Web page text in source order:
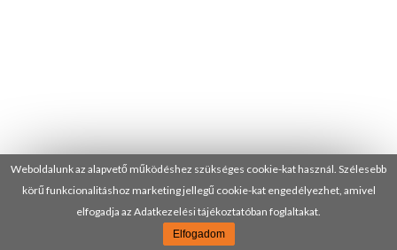
Weboldalunk az alapvető működéshez szükséges cookie-kat használ. Szélesebb
körű funkcionalitáshoz marketing jellegű cookie-kat engedélyezhet, amivel
elfogadja az Adatkezelési tájékoztatóban foglaltakat.
Elfogadom